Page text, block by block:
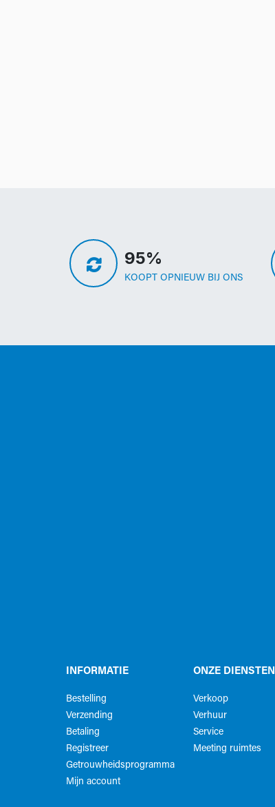
95%
KOOPT OPNIEUW BIJ ONS
INFORMATIE
Bestelling
Verzending
Betaling
Registreer
Getrouwheidsprogramma
Mijn account
ONZE DIENSTEN
Verkoop
Verhuur
Service
Meeting ruimtes